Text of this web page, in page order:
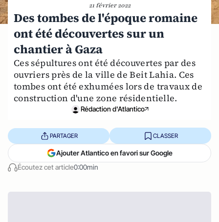
21 février 2022
Des tombes de l'époque romaine
ont été découvertes sur un
chantier à Gaza
Ces sépultures ont été découvertes par des
ouvriers près de la ville de Beit Lahia. Ces
tombes ont été exhumées lors de travaux de
construction d'une zone résidentielle.
Rédaction d'Atlantico
Écoutez cet article0:00min
PARTAGER CLASSER
Ajouter Atlantico en favori sur Google